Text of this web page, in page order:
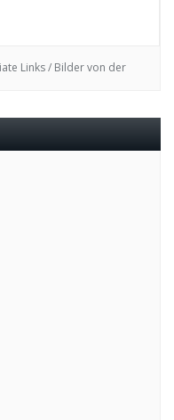
Links / Bilder von der